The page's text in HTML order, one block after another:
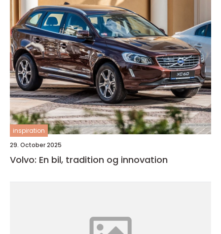
inspiration
29. October 2025
Volvo: En bil, tradition og innovation